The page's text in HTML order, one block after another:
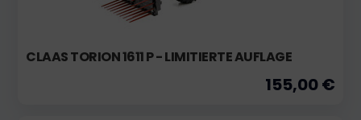
CLAAS TORION 1611 P - LIMITIERTE AUFLAGE
155,00 €